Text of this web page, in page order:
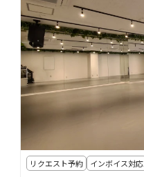
リクエスト予約 インボイス対応